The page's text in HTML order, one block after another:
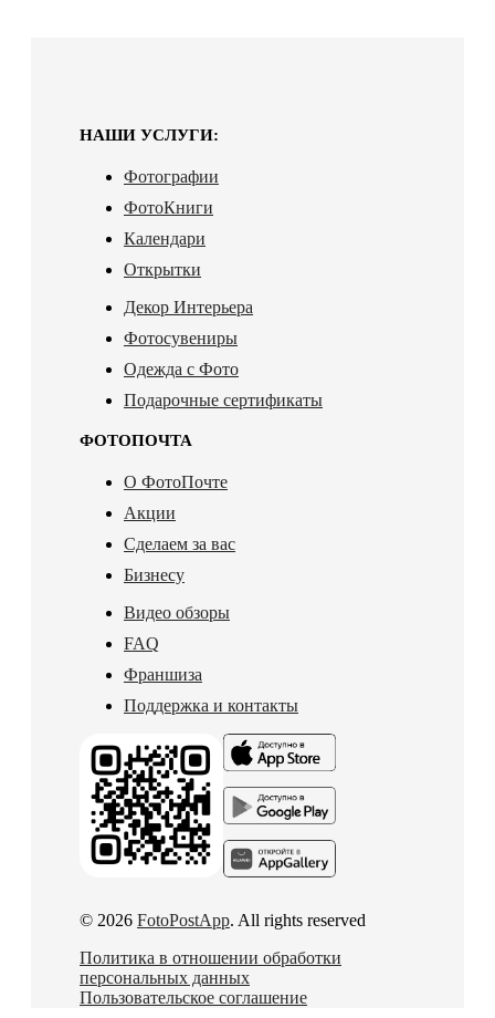
НАШИ УСЛУГИ:
Фотографии
ФотоКниги
Календари
Открытки
Декор Интерьера
Фотосувениры
Одежда с Фото
Подарочные сертификаты
ФОТОПОЧТА
О ФотоПочте
Акции
Сделаем за вас
Бизнесу
Видео обзоры
FAQ
Франшиза
Поддержка и контакты
© 2026 FotoPostApp. All rights reserved
Политика в отношении обработки
персональных данных
Пользовательское соглашение